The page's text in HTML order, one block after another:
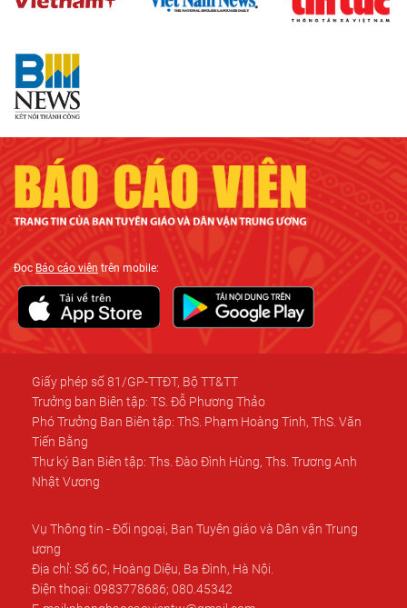
ĐọcBáo cáo viên trên mobile:
Giấy phép số 81/GP-TTĐT, Bộ TT&TT
Trưởng ban Biên tập: TS. Đỗ Phương Thảo
Phó Trưởng Ban Biên tập: ThS. Phạm Hoàng Tinh, ThS. Văn
Tiến Bằng
Thư ký Ban Biên tập: Ths. Đào Đình Hùng, Ths. Trương Anh
Nhật Vương
Vụ Thông tin - Đối ngoại, Ban Tuyên giáo và Dân vận Trung
ương
Địa chỉ: Số 6C, Hoàng Diệu, Ba Đình, Hà Nội.
Điện thoại: 0983778686; 080.45342